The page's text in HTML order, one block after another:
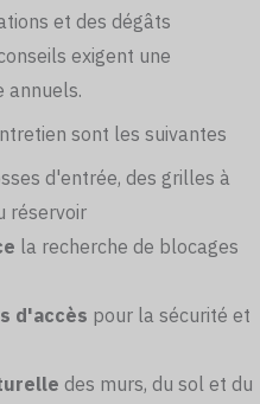
et des dégâts
exigent une
annuels.
sont les suivantes
d'entrée, des grilles à
réservoir
la recherche de blocages
d'accès pour la sécurité et
des murs, du sol et du